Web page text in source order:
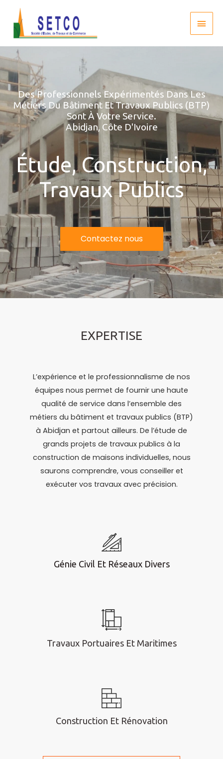
Des Professionnels Expérimentés Dans Les
Métiers Du Bâtiment Et Travaux Publics (BTP)
Sont À Votre Service.
Abidjan, Côte D'Ivoire
Étude, Construction,
Travaux Publics
Contactez nous
EXPERTISE
L’expérience et le professionnalisme de nos
équipes nous permet de fournir une haute
qualité de service dans l’ensemble des
métiers du bâtiment et travaux publics (BTP)
à Abidjan et partout ailleurs. De l’étude de
grands projets de travaux publics à la
construction de maisons individuelles, nous
saurons comprendre, vous conseiller et
exécuter vos travaux avec précision.
Génie Civil Et Réseaux Divers
Travaux Portuaires Et Maritimes
Construction Et Rénovation